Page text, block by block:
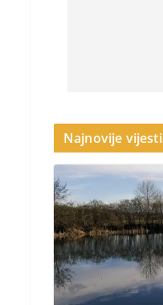
Najnovije vijesti